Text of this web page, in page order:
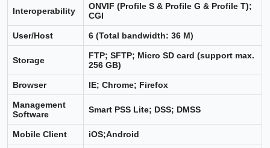
Interoperability
ONVIF (Profile S & Profile G & Profile T);
CGI
User/Host 6 (Total bandwidth: 36 M)
Storage
FTP; SFTP; Micro SD card (support max.
256 GB)
Browser IE; Chrome; Firefox
Management
Software
Smart PSS Lite; DSS; DMSS
Mobile Client iOS;Android